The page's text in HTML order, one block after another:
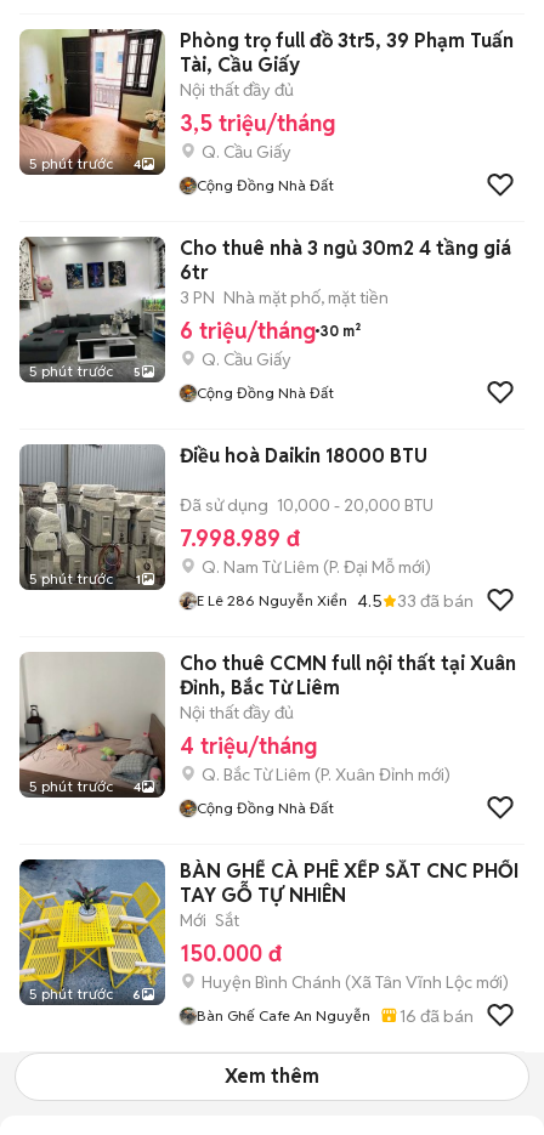
5 phút trước 4
Phòng trọ full đồ 3tr5, 39 Phạm Tuấn
Tài, Cầu Giấy
Nội thất đầy đủ
3,5 triệu/tháng
Q. Cầu Giấy
Cộng Đồng Nhà Đất
5 phút trước 5
Cho thuê nhà 3 ngủ 30m2 4 tầng giá
6tr
3 PN Nhà mặt phố, mặt tiền
6 triệu/tháng 30 m²
Q. Cầu Giấy
Cộng Đồng Nhà Đất
5 phút trước 1
Điều hoà Daikin 18000 BTU
Đã sử dụng 10,000 - 20,000 BTU
7.998.989 đ
Q. Nam Từ Liêm (P. Đại Mỗ mới)
E Lê 286 Nguyễn Xiển 4.5 33 đã bán
5 phút trước 4
Cho thuê CCMN full nội thất tại Xuân
Đỉnh, Bắc Từ Liêm
Nội thất đầy đủ
4 triệu/tháng
Q. Bắc Từ Liêm (P. Xuân Đỉnh mới)
Cộng Đồng Nhà Đất
5 phút trước 6
BÀN GHẾ CÀ PHÊ XẾP SẮT CNC PHỐI
TAY GỖ TỰ NHIÊN
Mới Sắt
150.000 đ
Huyện Bình Chánh (Xã Tân Vĩnh Lộc mới)
Bàn Ghế Cafe An Nguyễn 16 đã bán
Xem thêm